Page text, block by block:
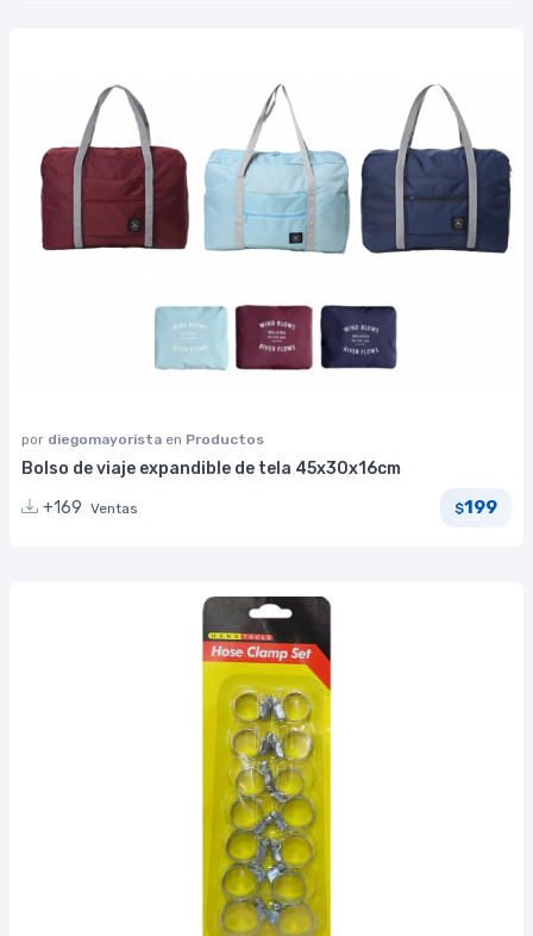
por diegomayorista en Productos
Bolso de viaje expandible de tela 45x30x16cm
+169 Ventas $199